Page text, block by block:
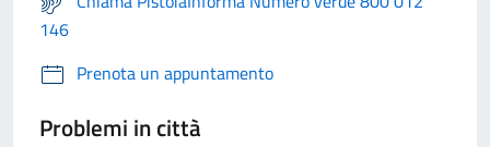
146
Prenota un appuntamento
Problemi in città